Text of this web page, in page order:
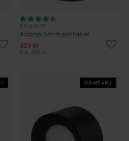
Xaana 37cm portabel
359 kr
Rek. 449 kr
KAMPANJ